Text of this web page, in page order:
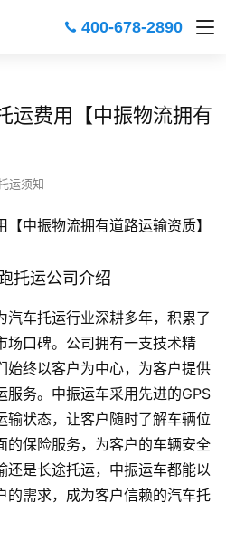
400-678-2890
运费用【中振物流拥有
运须知
中振物流拥有道路运输资质】
托运公司介绍
汽车托运行业深耕多年，积累了
场口碑。公司拥有一支技术精
始终以客户为中心，为客户提供
服务。中振运车采用先进的GPS
输状态，让客户随时了解车辆位
的保险服务，为客户的车辆安全
还是长途托运，中振运车都能以
的需求，成为客户信赖的汽车托